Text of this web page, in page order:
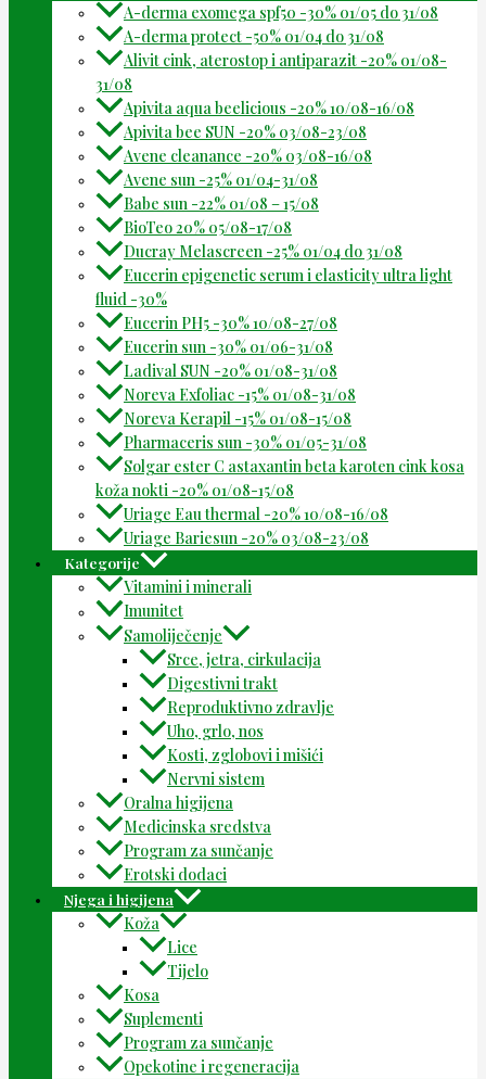
A-derma exomega spf50 -30% 01/05 do 31/08
A-derma protect -50% 01/04 do 31/08
Alivit cink, aterostop i antiparazit -20% 01/08-
31/08
Apivita aqua beelicious -20% 10/08-16/08
Apivita bee SUN -20% 03/08-23/08
Avene cleanance -20% 03/08-16/08
Avene sun -25% 01/04-31/08
Babe sun -22% 01/08 – 15/08
BioTeo 20% 05/08-17/08
Ducray Melascreen -25% 01/04 do 31/08
Eucerin epigenetic serum i elasticity ultra light
fluid -30%
Eucerin PH5 -30% 10/08-27/08
Eucerin sun -30% 01/06-31/08
Ladival SUN -20% 01/08-31/08
Noreva Exfoliac -15% 01/08-31/08
Noreva Kerapil -15% 01/08-15/08
Pharmaceris sun -30% 01/05-31/08
Solgar ester C astaxantin beta karoten cink kosa
koža nokti -20% 01/08-15/08
Uriage Eau thermal -20% 10/08-16/08
Uriage Bariesun -20% 03/08-23/08
Kategorije
Vitamini i minerali
Imunitet
Samoliječenje
Srce, jetra, cirkulacija
Digestivni trakt
Reproduktivno zdravlje
Uho, grlo, nos
Kosti, zglobovi i mišići
Nervni sistem
Oralna higijena
Medicinska sredstva
Program za sunčanje
Erotski dodaci
Njega i higijena
Koža
Lice
Tijelo
Kosa
Suplementi
Program za sunčanje
Opekotine i regeneracija